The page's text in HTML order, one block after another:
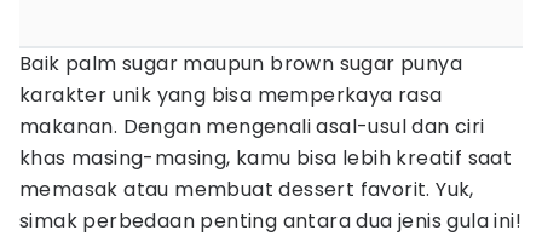
Baik palm sugar maupun brown sugar punya
karakter unik yang bisa memperkaya rasa
makanan. Dengan mengenali asal-usul dan ciri
khas masing-masing, kamu bisa lebih kreatif saat
memasak atau membuat dessert favorit. Yuk,
simak perbedaan penting antara dua jenis gula ini!